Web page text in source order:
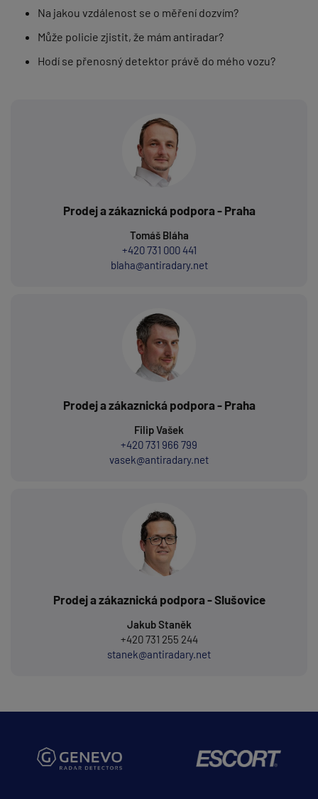
Na jakou vzdálenost se o měření dozvím?
Může policie zjistit, že mám antiradar?
Hodí se přenosný detektor právě do mého vozu?
Prodej a zákaznická podpora - Praha
Tomáš Bláha
+420 731 000 441
blaha@antiradary.net
Prodej a zákaznická podpora - Praha
Filip Vašek
+420 731 966 799
vasek@antiradary.net
Prodej a zákaznická podpora - Slušovice
Jakub Staněk
+420 731 255 244
stanek@antiradary.net